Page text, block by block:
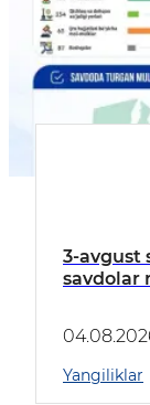
3-avgust
savdolar
Yangiliklar